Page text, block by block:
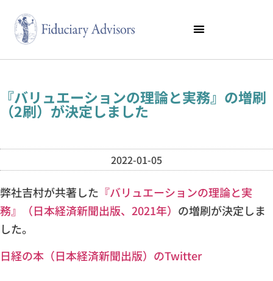
『バリュエーションの理論と実務』の増刷
（2刷）が決定しました
2022-01-05
弊社吉村が共著した 『バリュエーションの理論と実
務』（日本経済新聞出版、2021年） の増刷が決定しま
した。
日経の本（日本経済新聞出版）のTwitter